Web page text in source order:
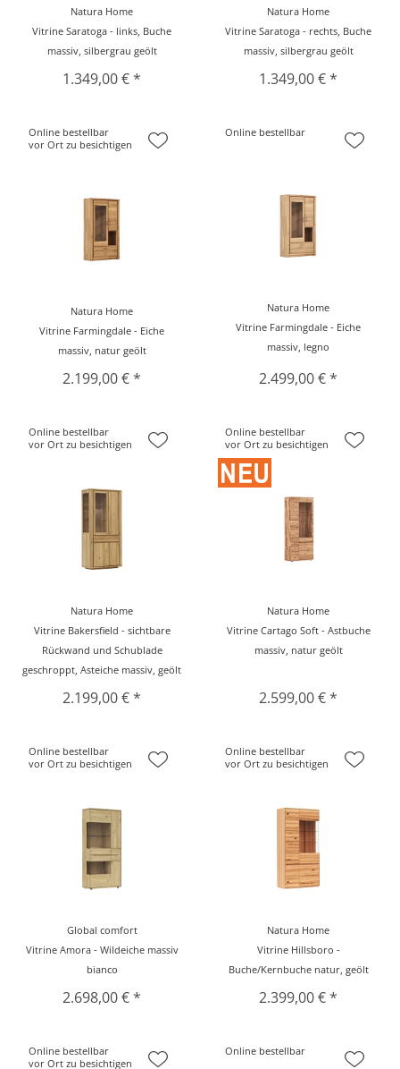
Natura Home
Vitrine Saratoga - links, Buche
massiv, silbergrau geölt
1.349,00 € *
Natura Home
Vitrine Saratoga - rechts, Buche
massiv, silbergrau geölt
1.349,00 € *
Online bestellbar
vor Ort zu besichtigen
Natura Home
Vitrine Farmingdale - Eiche
massiv, natur geölt
2.199,00 € *
Online bestellbar
Natura Home
Vitrine Farmingdale - Eiche
massiv, legno
2.499,00 € *
Online bestellbar
vor Ort zu besichtigen
Natura Home
Vitrine Bakersfield - sichtbare
Rückwand und Schublade
geschroppt, Asteiche massiv, geölt
2.199,00 € *
Online bestellbar
vor Ort zu besichtigen
Natura Home
Vitrine Cartago Soft - Astbuche
massiv, natur geölt
2.599,00 € *
Online bestellbar
vor Ort zu besichtigen
Global comfort
Vitrine Amora - Wildeiche massiv
bianco
2.698,00 € *
Online bestellbar
vor Ort zu besichtigen
Natura Home
Vitrine Hillsboro -
Buche/Kernbuche natur, geölt
2.399,00 € *
Online bestellbar
vor Ort zu besichtigen
Online bestellbar